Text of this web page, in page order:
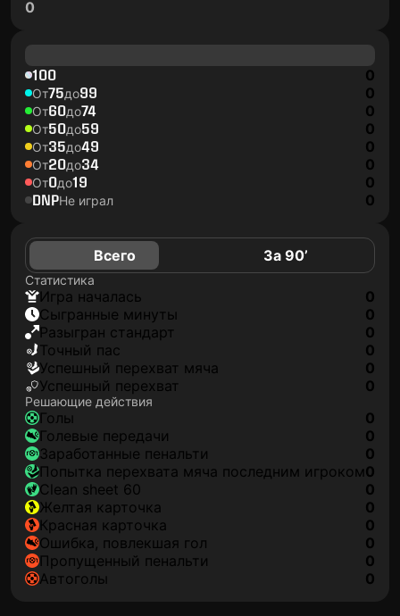
0
100 0
От75до99 0
От60до74 0
От50до59 0
От35до49 0
От20до34 0
От0до19 0
DNPНе играл 0
Всего За 90’
Статистика
игра началась
0
сыгранные минуты
0
разыгран стандарт
0
точный пас
0
успешный перехват мяча
0
успешный перехват
0
Решающие действия
голы
0
голевые передачи
0
заработанные пенальти
0
попытка перехвата мяча последним игроком0
clean sheet 60
0
желтая карточка
0
красная карточка
0
ошибка, повлекшая гол
0
пропущенный пенальти
0
автоголы
0